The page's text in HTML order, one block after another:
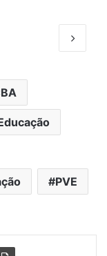
PVE